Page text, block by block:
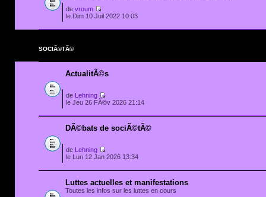
de vroum
le Dim 10 Juil 2022 10:03
SOCIÃ©TÃ©
ActualitÃ©s
de
Lehning
le Jeu 26 FÃ©v 2026 21:14
DÃ©bats de sociÃ©tÃ©
de
Lehning
le Lun 12 Jan 2026 13:34
Luttes actuelles et manifestations
Toutes les infos sur les luttes en cours